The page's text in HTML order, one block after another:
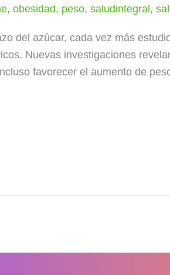
,obesidad, peso,saludintegral,
del azúcar, cada vez más
Nuevas investigaciones
favorecer el aumento de